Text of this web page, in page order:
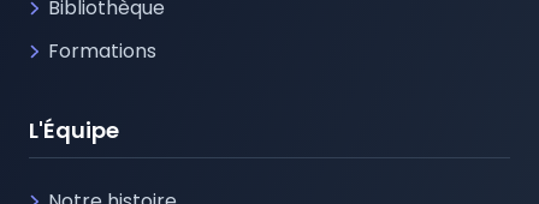
Bibliothèque
Formations
L'Équipe